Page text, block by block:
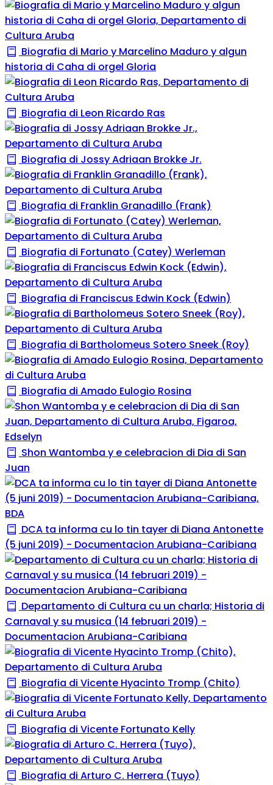
Biografia di Mario y Marcelino Maduro y algun
historia di Caha di orgel Gloria
Biografia di Leon Ricardo Ras
Biografia di Jossy Adriaan Brokke Jr.
Biografia di Franklin Granadillo (Frank)
Biografia di Fortunato (Catey) Werleman
Biografia di Franciscus Edwin Kock (Edwin)
Biografia di Bartholomeus Sotero Sneek (Roy)
Biografia di Amado Eulogio Rosina
Shon Wantomba y e celebracion di Dia di San
Juan
DCA ta informa cu lo tin tayer di Diana Antonette
(5 juni 2019) - Documentacion Arubiana-Caribiana
Departamento di Cultura cu un charla; Historia di
Carnaval y su musica (14 februari 2019) -
Documentacion Arubiana-Caribiana
Biografia di Vicente Hyacinto Tromp (Chito)
Biografia di Vicente Fortunato Kelly
Biografia di Arturo C. Herrera (Tuyo)